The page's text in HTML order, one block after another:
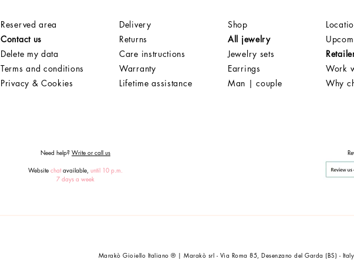
Reserved area
Contact us
Delete my data
Terms and conditions
Privacy & Cookies
Delivery
Returns
Care instructions
Warranty
Lifetime assistance
Shop
All jewelry
Jewelry sets
Earrings
Man | couple
Work
Why
Need help? Write or call us
Website chatavailable, until 10 p.m.
7 days a week
Marakò Gioiello Italiano ® | Marakò srl - Via Roma 85, Desenzano del Garda (BS) - Italy